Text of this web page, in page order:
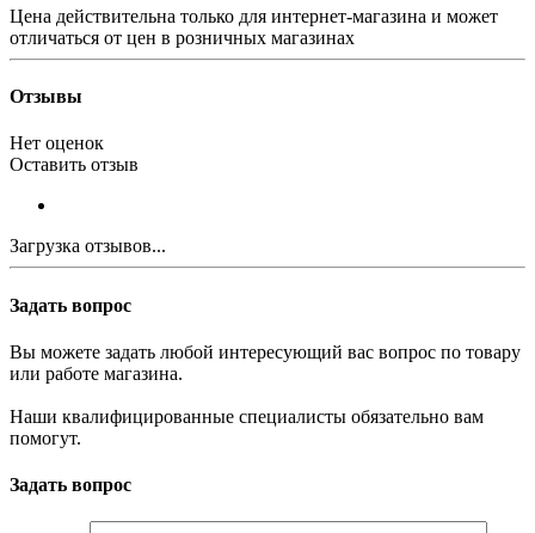
Цена действительна только для интернет-магазина и может
отличаться от цен в розничных магазинах
Отзывы
Нет оценок
Оставить отзыв
Загрузка отзывов...
Задать вопрос
Вы можете задать любой интересующий вас вопрос по товару
или работе магазина.
Наши квалифицированные специалисты обязательно вам
помогут.
Задать вопрос